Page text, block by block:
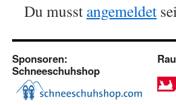
Du musst angemeldet
Sponsoren:
Schneeschuhshop